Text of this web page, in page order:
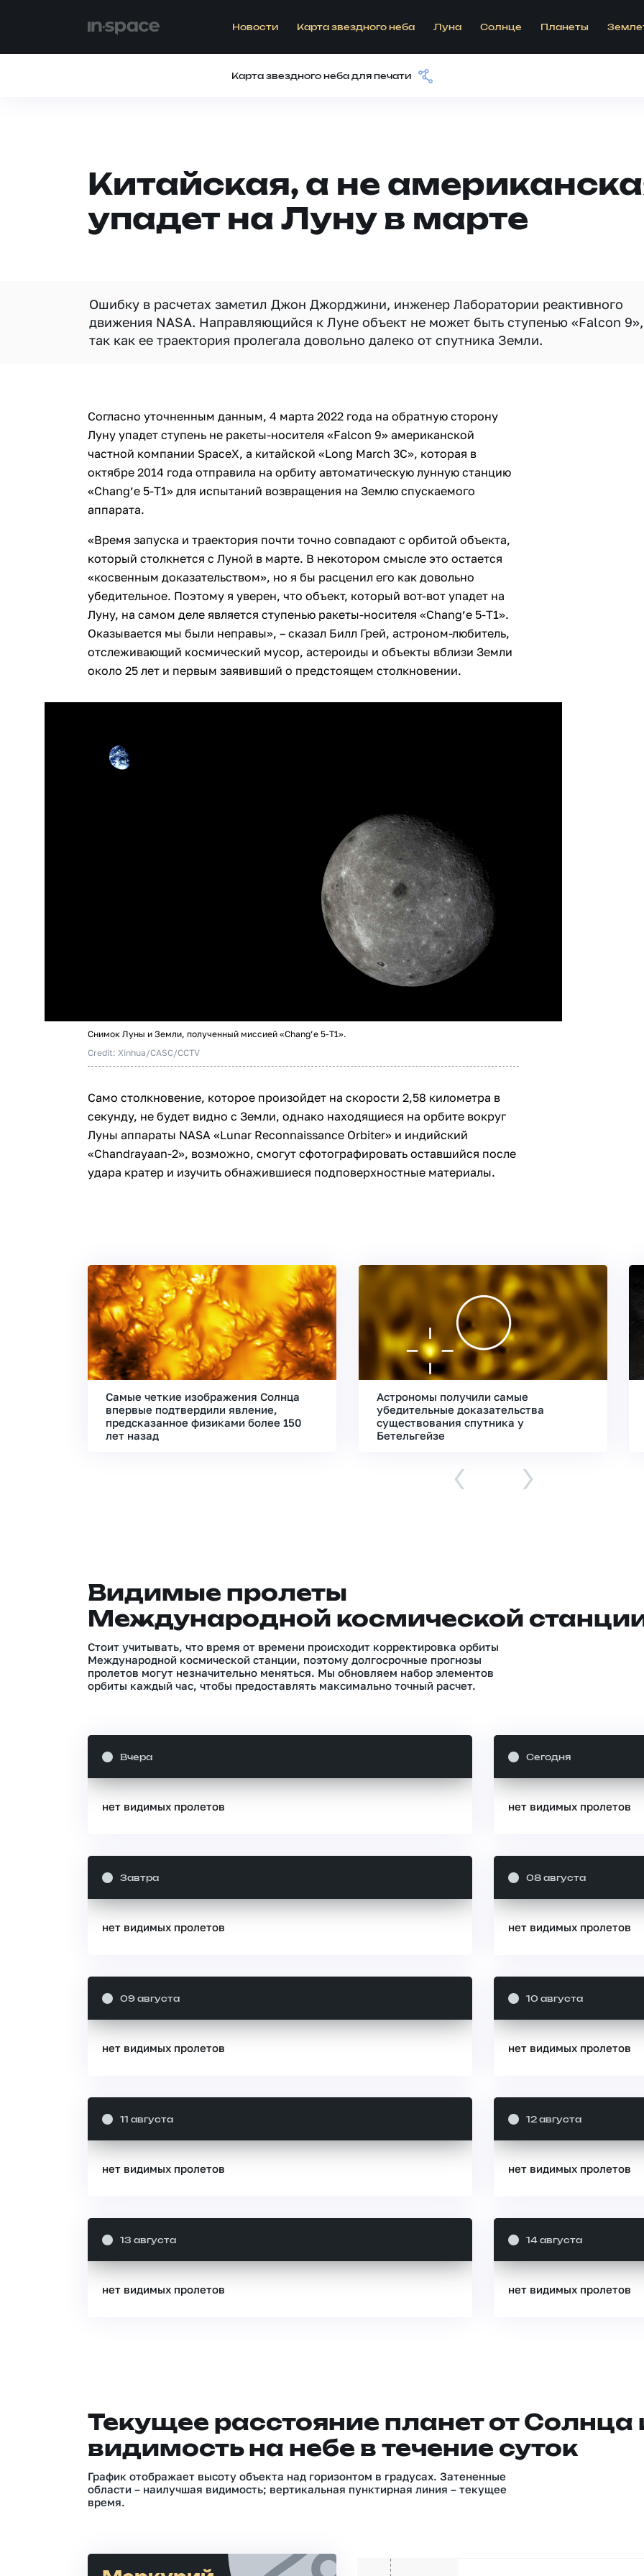
Новости Карта звездного неба Луна Солнце Планеты
Карта звездного неба для печати
Китайская, а не
упадет на Луну в марте
Ошибку в расчетах заметил Джон Джорджини, инженер Лаборатории реактивного
движения NASA. Направляющийся к Луне объект не может быть ступенью «Falcon 9»,
так как ее траектория пролегала довольно далеко от спутника Земли.
Согласно уточненным данным, 4 марта 2022 года на обратную сторону
Луну упадет ступень не ракеты-носителя «Falcon 9» американской
частной компании SpaceX, а китайской «Long March 3C», которая в
октябре 2014 года отправила на орбиту автоматическую лунную станцию
«Chang’e 5-T1» для испытаний возвращения на Землю спускаемого
аппарата.
«Время запуска и траектория почти точно совпадают с орбитой объекта,
который столкнется с Луной в марте. В некотором смысле это остается
«косвенным доказательством», но я бы расценил его как довольно
убедительное. Поэтому я уверен, что объект, который вот-вот упадет на
Луну, на самом деле является ступенью ракеты-носителя «Chang’e 5-T1».
Оказывается мы были неправы», – сказал Билл Грей, астроном-любитель,
отслеживающий космический мусор, астероиды и объекты вблизи Земли
около 25 лет и первым заявивший о предстоящем столкновении.
Снимок Луны и Земли, полученный миссией «Chang’e 5-T1».
Credit: Xinhua/CASC/CCTV
Само столкновение, которое произойдет на скорости 2,58 километра в
секунду, не будет видно с Земли, однако находящиеся на орбите вокруг
Луны аппараты NASA «Lunar Reconnaissance Orbiter» и индийский
«Chandrayaan-2», возможно, смогут сфотографировать оставшийся после
удара кратер и изучить обнажившиеся подповерхностные материалы.
Самые четкие изображения Солнца
впервые подтвердили явление,
предсказанное физиками более 150
лет назад
Астрономы получили самые
убедительные доказательства
существования спутника у
Бетельгейзе
‹ ›
Видимые пролеты
Международной космической
Стоит учитывать, что время от времени происходит корректировка орбиты
Международной космической станции, поэтому долгосрочные прогнозы
пролетов могут незначительно меняться. Мы обновляем набор элементов
орбиты каждый час, чтобы предоставлять максимально точный расчет.
Вчера
нет видимых пролетов
Сегодня
нет видимых пролетов
Завтра
нет видимых пролетов
08 августа
нет видимых пролетов
09 августа
нет видимых пролетов
10 августа
нет видимых пролетов
11 августа
нет видимых пролетов
12 августа
нет видимых пролетов
13 августа
нет видимых пролетов
14 августа
нет видимых пролетов
Текущее расстояние планет от Солнца
видимость на небе в течение суток
График отображает высоту объекта над горизонтом в градусах. Затененные
области – наилучшая видимость; вертикальная пунктирная линия – текущее
время.